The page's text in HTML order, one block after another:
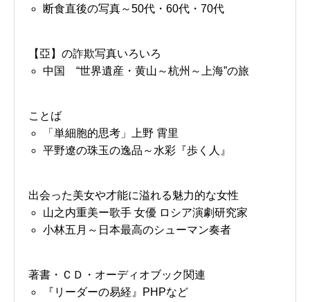
断食直後の写真～50代・60代・70代
【亞】の詐欺写真いろいろ
中国 “世界遺産・黄山～杭州～上海”の旅
ことば
「単細胞的思考」上野 霄里
平野遼の珠玉の逸品～水彩『歩く人』
出会った美女や才能に溢れる魅力的な女性
山之内重美ー歌手 女優 ロシア演劇研究家
小林五月～日本最高のシューマン奏者
著書・ＣＤ・オーディオブック関連
『リーダーの易経』PHPなど